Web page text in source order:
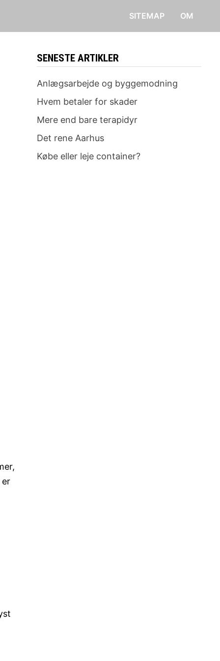
SITEMAP OM
er
SENESTE ARTIKLER
Anlægsarbejde og byggemodning
Hvem betaler for skader
Mere end bare terapidyr
Det rene Aarhus
Købe eller leje container?